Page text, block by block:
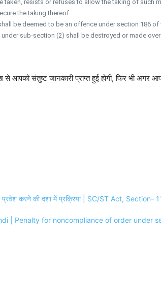
resists or refuses to allow the taking of such
the taking thereof.
be deemed to be an offence under section 186 of
sub-section (2) shall be destroyed or made
से आपको संतुष्ट जानकारी प्राप्त हुई होगी, फिर भी
प्रवेश करने की दशा में प्रक्रिया | SC/ST Act,
| Penalty for noncompliance of order under